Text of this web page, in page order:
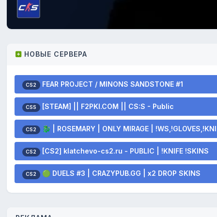
НОВЫЕ СЕРВЕРА
CS2 FEAR PROJECT / MINONS SANDSTONE #1
CSS [STEAM] || F2PKI.COM || CS:S - Public
CS2 🐉 | ROSEMARY | ONLY MIRAGE |
CS2 [CS2] klatchevo-cs2.ru - PUBLIC | !KNIFE !SKINS
CS2 🟢 DUELS #3 | CRAZYPUB.GG | x2 DROP SKINS